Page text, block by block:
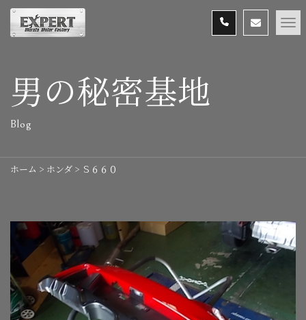
男の秘密基地
Blog
ホーム > ホンダ > Ｓ６６０